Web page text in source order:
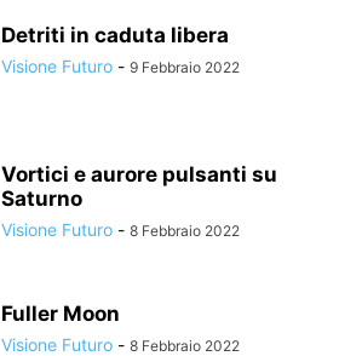
Detriti in caduta libera
Visione Futuro - 9 Febbraio 2022
Vortici e aurore pulsanti su
Saturno
Visione Futuro - 8 Febbraio 2022
Fuller Moon
Visione Futuro - 8 Febbraio 2022